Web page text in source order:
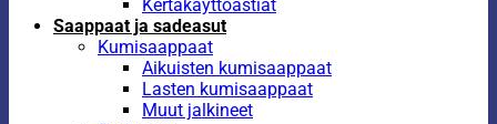
Kertakäyttöastiat
Saappaat ja sadeasut
Kumisaappaat
Aikuisten kumisaappaat
Lasten kumisaappaat
Muut jalkineet